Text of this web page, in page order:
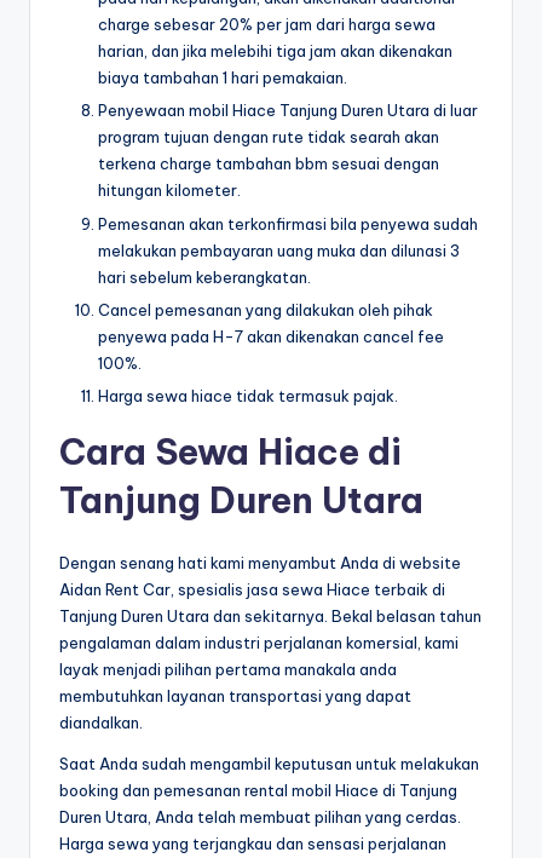
charge sebesar 20% per jam dari harga sewa
harian, dan jika melebihi tiga jam akan dikenakan
biaya tambahan 1 hari pemakaian.
Penyewaan mobil Hiace Tanjung Duren Utara di luar
program tujuan dengan rute tidak searah akan
terkena charge tambahan bbm sesuai dengan
hitungan kilometer.
Pemesanan akan terkonfirmasi bila penyewa sudah
melakukan pembayaran uang muka dan dilunasi 3
hari sebelum keberangkatan.
Cancel pemesanan yang dilakukan oleh pihak
penyewa pada H-7 akan dikenakan cancel fee
100%.
Harga sewa hiace tidak termasuk pajak.
Cara Sewa Hiace di
Tanjung Duren Utara
Dengan senang hati kami menyambut Anda di website
Aidan Rent Car, spesialis jasa sewa Hiace terbaik di
Tanjung Duren Utara dan sekitarnya. Bekal belasan tahun
pengalaman dalam industri perjalanan komersial, kami
layak menjadi pilihan pertama manakala anda
membutuhkan layanan transportasi yang dapat
diandalkan.
Saat Anda sudah mengambil keputusan untuk melakukan
booking dan pemesanan rental mobil Hiace di Tanjung
Duren Utara, Anda telah membuat pilihan yang cerdas.
Harga sewa yang terjangkau dan sensasi perjalanan